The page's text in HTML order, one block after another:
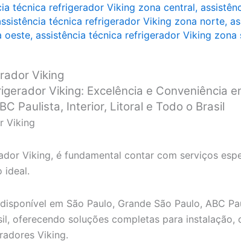
técnica refrigerador Viking zona central,
técnica refrigerador Viking zona norte,
oeste, assistência técnica refrigerador Viking zona
Viking
Viking: Excelência e Conveniência
Paulista, Interior, Litoral e Todo o Brasil
Viking
Viking, é fundamental contar com serviços
ideal.
em São Paulo, Grande São Paulo, ABC
oferecendo soluções completas para instalação,
Viking.